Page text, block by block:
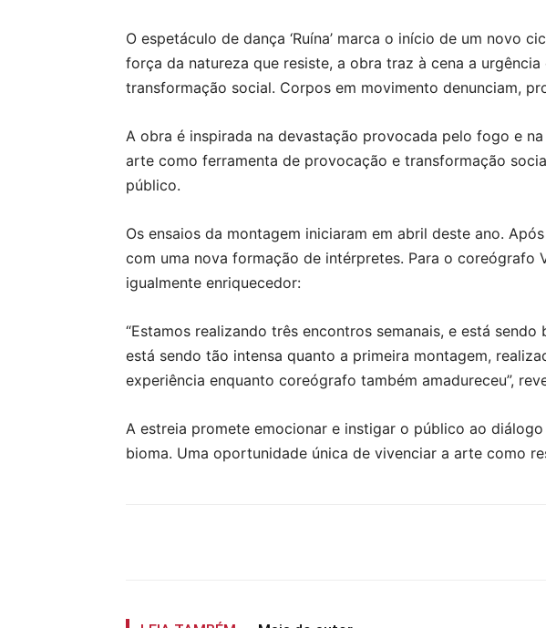
O espetáculo de dança ‘Ruína’ marca o início de um novo
força da natureza que resiste, a obra traz à cena a
transformação social. Corpos em movimento denunciam,
A obra é inspirada na devastação provocada pelo fogo e
arte como ferramenta de provocação e transformação
público.
Os ensaios da montagem iniciaram em abril deste ano.
com uma nova formação de intérpretes. Para o coreógrafo
igualmente enriquecedor:
“Estamos realizando três encontros semanais, e está
está sendo tão intensa quanto a primeira montagem,
experiência enquanto coreógrafo também amadureceu”,
A estreia promete emocionar e instigar o público ao
bioma. Uma oportunidade única de vivenciar a arte como